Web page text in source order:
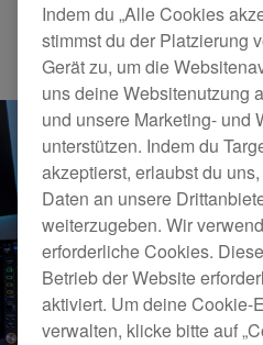
Others
Indem du „Alle Cookies
stimmst du der Platzierung
Gerät zu, um die
uns deine Websitenutzung
und unsere Marketing- und
unterstützen. Indem du
akzeptierst, erlaubst du
Daten an unsere
weiterzugeben. Wir
erforderliche Cookies.
Betrieb der Website
aktiviert. Um deine Cookie-
verwalten, klicke bitte auf